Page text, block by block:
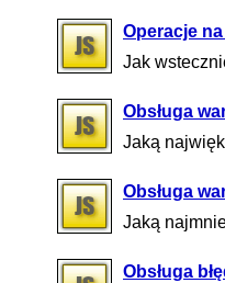
Operacje
Jak
Obsługa
Jaką
Obsługa
Jaką
Obsługa